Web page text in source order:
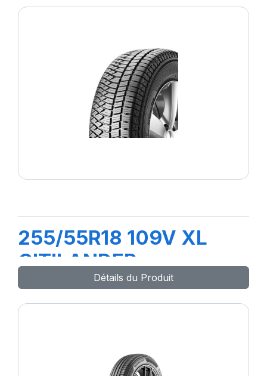
255/55R18 109V XL
CITILANDER
Détails du Produit